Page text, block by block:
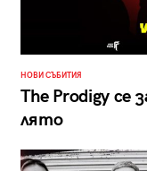
НОВИ СЪБИТИЯ
The Prodigy
лято